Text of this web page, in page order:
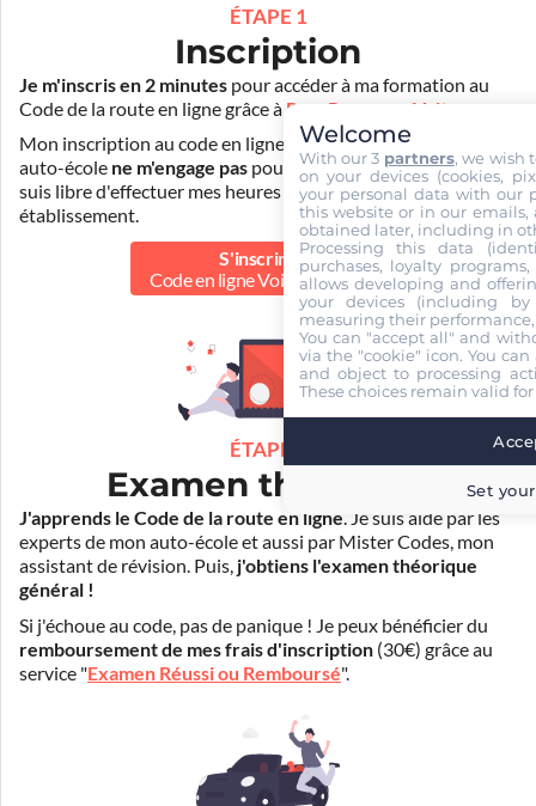
ÉTAPE 1
Inscription
Je m'inscris en 2 minutes pour accéder à ma formation au
Code de la route en ligne grâce à Pass Rousseau Voiture
Mon inscription au code en ligne voiture auprès de mon
auto-école ne m'engage pas pour la suite de ma formation. Je
suis libre d'effectuer mes heures de conduite dans un autre
établissement.
S'inscrire au
Code en ligne Voiture 50.00 €
ÉTAPE 2
Examen théorique
J'apprends le Code de la route en ligne. Je suis aidé par les
experts de mon auto-école et aussi par Mister Codes, mon
assistant de révision. Puis, j'obtiens l'examen théorique
général !
Si j'échoue au code, pas de panique ! Je peux bénéficier du
remboursement de mes frais d'inscription (30€) grâce au
service "Examen Réussi ou Remboursé".
Welcome
With our 3 partners, we wish
on your devices (cookies,
your personal data with our
this website or in our emails,
obtained later, including in
Processing this data
purchases, loyalty
allows developing and
your devices (including
measuring their
You can "accept all" and
via the "cookie" icon. You
and object to processing
These choices remain valid
Set